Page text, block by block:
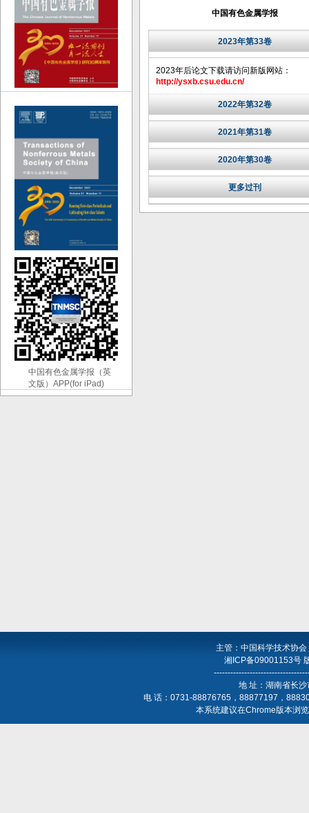
中国有色金属学报
2023年第33卷
2023年后论文下载请访问新版网站：
http://ysxb.csu.edu.cn/
2022年第32卷
2021年第31卷
2020年第30卷
更多过刊
中国有色金属学报（英
文版）APP(for iPad)
主管：中国科学技术协
湘ICP备09001153号
地 址：湖南省长
电 话：0731-88876765，88877197，
本系统建议在Chrome版本浏